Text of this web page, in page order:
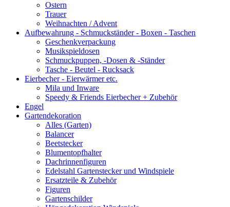
Ostern
Trauer
Weihnachten / Advent
Aufbewahrung - Schmuckständer - Boxen - Taschen
Geschenkverpackung
Musikspieldosen
Schmuckpuppen, -Dosen & -Ständer
Tasche - Beutel - Rucksack
Eierbecher - Eierwärmer etc.
Mila und Inware
Speedy & Friends Eierbecher + Zubehör
Engel
Gartendekoration
Alles (Garten)
Balancer
Beetstecker
Blumentopfhalter
Dachrinnenfiguren
Edelstahl Gartenstecker und Windspiele
Ersatzteile & Zubehör
Figuren
Gartenschilder